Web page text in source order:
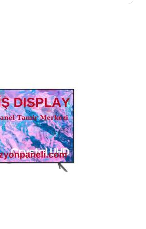
ortalama %60 ile %70 arası
televizyonunuz ekran değişimi